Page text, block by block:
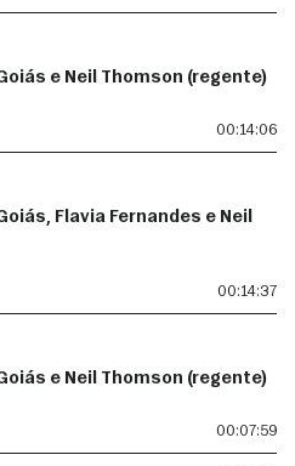
e Neil Thomson (regente)
00:14:06
Flavia Fernandes e Neil
00:14:37
e Neil Thomson (regente)
00:07:59